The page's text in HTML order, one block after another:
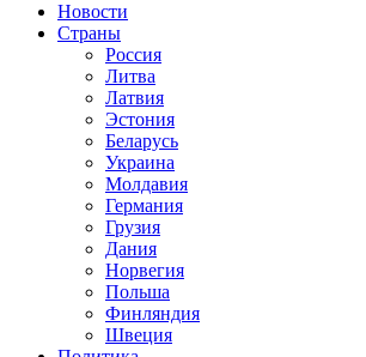
Новости
Страны
Россия
Литва
Латвия
Эстония
Беларусь
Украина
Молдавия
Германия
Грузия
Дания
Норвегия
Польша
Финляндия
Швеция